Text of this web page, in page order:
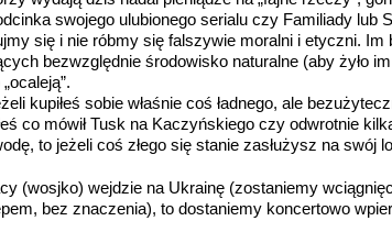
swojego ulubionego serialu czy Familiady lub
się i nie róbmy się falszywie moralni i etyczni.
bezwzględnie środowisko naturalne (aby żyło
kupiłeś sobie właśnie coś ładnego, ale
co mówił Tusk na Kaczyńskiego czy odwrotnie
to jeżeli coś złego się stanie zasłużysz na swój
(wosjko) wejdzie na Ukrainę (zostaniemy
bez znaczenia), to dostaniemy koncertowo